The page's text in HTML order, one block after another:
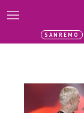
SANREMO